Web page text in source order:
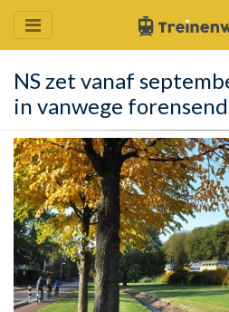
NS zet vanaf
in vanwege